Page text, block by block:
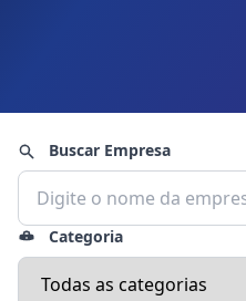
Buscar Empresa
Categoria